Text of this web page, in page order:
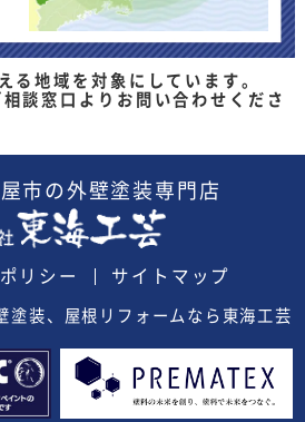
る地域を対象にしています。
相談窓口よりお問い合わせくださ
市の外壁塗装 専門店
リシー サイトマップ
塗装、屋根リフォームなら東海工芸